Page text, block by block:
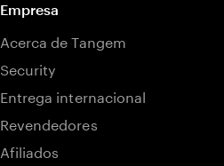
Empresa
Acerca de Tangem
Security
Entrega internacional
Revendedores
Afiliados